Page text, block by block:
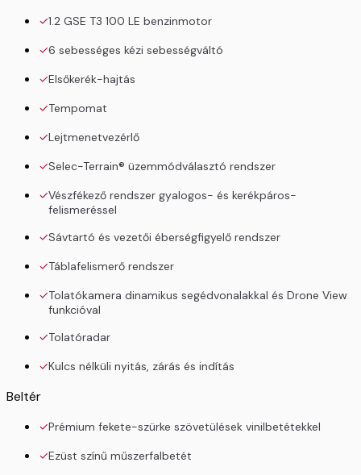
1.2 GSE T3 100 LE benzinmotor
6 sebességes kézi sebességváltó
Elsőkerék-hajtás
Tempomat
Lejtmenetvezérlő
Selec-Terrain® üzemmódválasztó rendszer
Vészfékező rendszer gyalogos- és kerékpáros-
felismeréssel
Sávtartó és vezetői éberségfigyelő rendszer
Táblafelismerő rendszer
Tolatókamera dinamikus segédvonalakkal és Drone View
funkcióval
Tolatóradar
Kulcs nélküli nyitás, zárás és indítás
Beltér
Prémium fekete-szürke szövetülések vinilbetétekkel
Ezüst színű műszerfalbetét